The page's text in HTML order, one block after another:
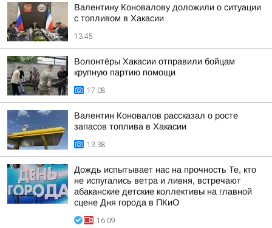
Валентину Коновалову доложили о ситуации
с топливом в Хакасии
13:45
Волонтёры Хакасии отправили бойцам
крупную партию помощи
17:08
Валентин Коновалов рассказал о росте
запасов топлива в Хакасии
13:38
Дождь испытывает нас на прочность Те, кто
не испугались ветра и ливня, встречают
абаканские детские коллективы на главной
сцене Дня города в ПКиО
16:09